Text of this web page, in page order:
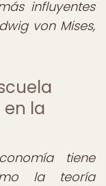
influyentes
von Mises,
la
tiene
la teoría